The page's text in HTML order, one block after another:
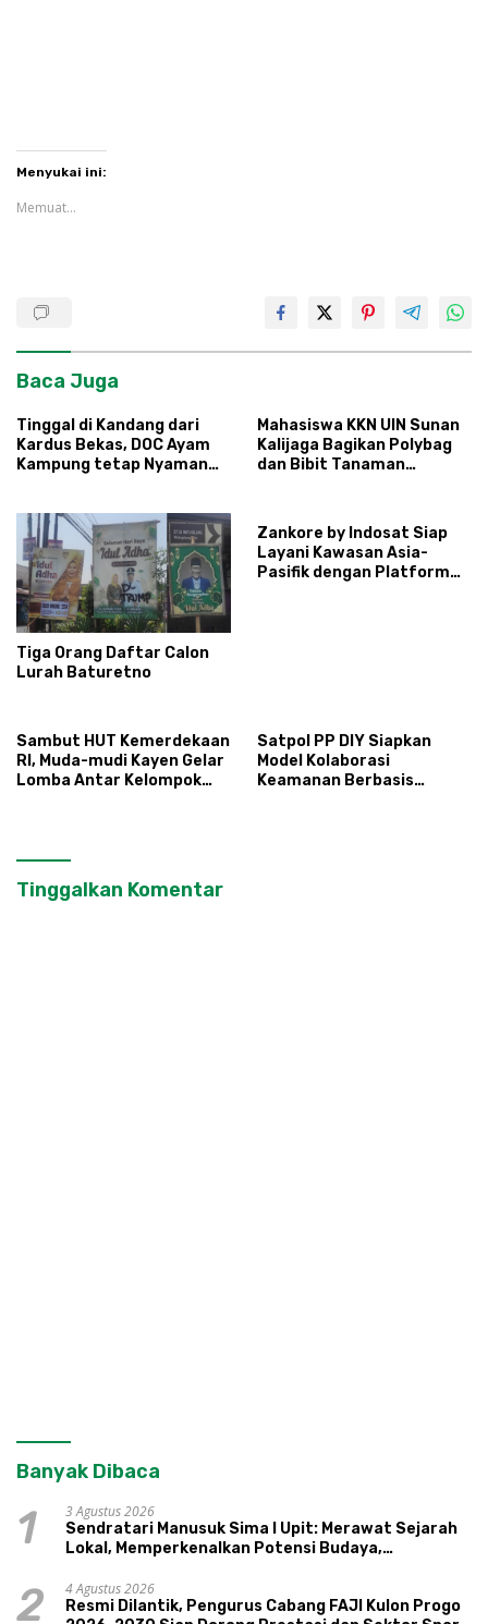
Menyukai ini:
Memuat...
Baca Juga
Tinggal di Kandang dari
Kardus Bekas, DOC Ayam
Kampung tetap Nyaman
Mahasiswa KKN UIN Sunan
Kalijaga Bagikan Polybag
dan Bibit Tanaman
Tiga Orang Daftar Calon
Lurah Baturetno
Zankore by Indosat Siap
Layani Kawasan Asia-
Pasifik dengan Platform
Sambut HUT Kemerdekaan
RI, Muda-mudi Kayen Gelar
Lomba Antar Kelompok
Satpol PP DIY Siapkan
Model Kolaborasi
Keamanan Berbasis
Tinggalkan Komentar
Banyak Dibaca
1
3 Agustus 2026
Sendratari Manusuk Sima I Upit: Merawat Sejarah
Lokal, Memperkenalkan Potensi Budaya,
2
4 Agustus 2026
Resmi Dilantik, Pengurus Cabang FAJI Kulon Progo